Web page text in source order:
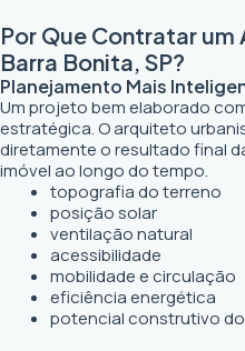
Por Que Contratar
Barra Bonita, SP?
Planejamento Mais
Um projeto bem elaborado
estratégica. O arquiteto
diretamente o resultado final
imóvel ao longo do tempo.
topografia do terreno
posição solar
ventilação natural
acessibilidade
mobilidade e circulação
eficiência energética
potencial construtivo